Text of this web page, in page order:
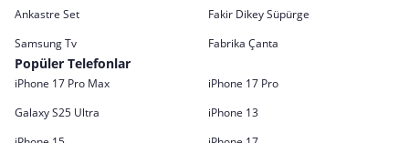
Ankastre Set
Fakir Dikey Süpürge
Samsung Tv
Fabrika Çanta
Popüler Telefonlar
iPhone 17 Pro Max
iPhone 17 Pro
Galaxy S25 Ultra
iPhone 13